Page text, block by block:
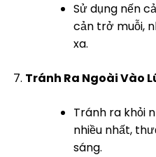
Sử dụng nến
cản trở muỗi,
xa.
Tránh Ra Ngoài Vào
Tránh ra khỏi
nhiều nhất,
sáng.